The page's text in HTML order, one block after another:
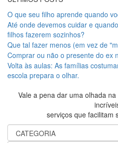
O que seu filho aprende quando
Até onde devemos cuidar e
filhos fazerem sozinhos?
Que tal fazer menos (em vez de
Comprar ou não o presente do ex
Volta às aulas: As famílias
escola prepara o olhar.
Vale a pena dar uma olhada
serviços que facilitam